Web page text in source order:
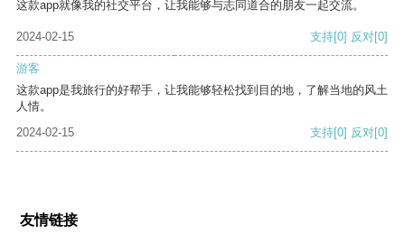
这款app就像我的社交平台，让我能够与志同道合的朋友一起交流。
2024-02-15 支持[0] 反对[0]
游客
这款app是我旅行的好帮手，让我能够轻松找到目的地，了解当地的风土
人情。
2024-02-15
支持[0] 反对[0]
友情链接